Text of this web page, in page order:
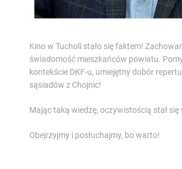
Kino w Tucholi stało się faktem!
świadomość mieszkańców powiatu.
kontekście DKF-u, umiejętny dobór
sąsiadów z Chojnic!
Mając taką wiedzę, oczywistością stał
Obejrzyjmy i posłuchajmy, bo warto!